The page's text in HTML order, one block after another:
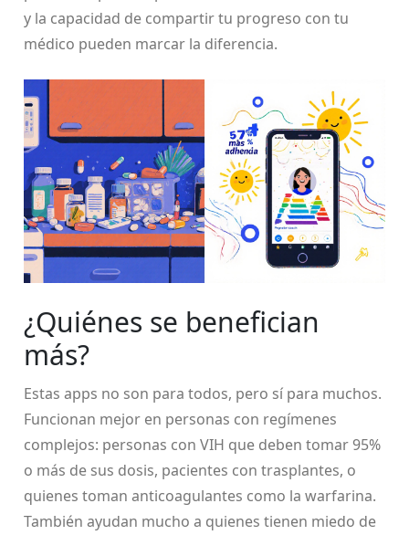
y la capacidad de compartir tu progreso con tu
médico pueden marcar la diferencia.
¿Quiénes se benefician
más?
Estas apps no son para todos, pero sí para muchos.
Funcionan mejor en personas con regímenes
complejos: personas con VIH que deben tomar 95%
o más de sus dosis, pacientes con trasplantes, o
quienes toman anticoagulantes como la warfarina.
También ayudan mucho a quienes tienen miedo de